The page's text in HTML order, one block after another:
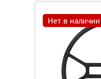
Нет в наличии